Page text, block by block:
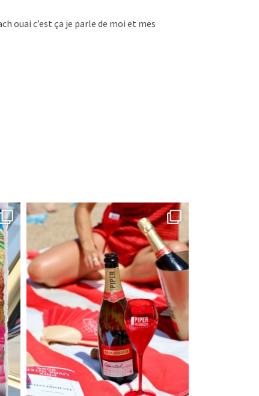
ouai c’est ça je parle de moi et mes